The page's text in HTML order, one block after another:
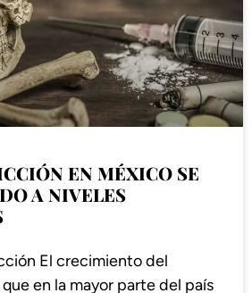
EN MÉXICO SE
A NIVELES
El crecimiento del
en la mayor parte del país